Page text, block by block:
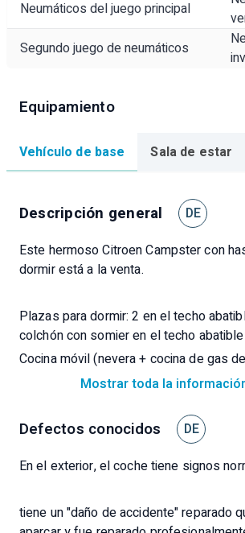
Neumáticos del juego principal
Segundo juego de neumáticos
Equipamiento
Vehículo de base Sala de estar
Descripción general DE
Este hermoso Citroen Campster con
dormir está a la venta.
Plazas para dormir: 2 en el techo
colchón con somier en el techo abatible
Cocina móvil (nevera + cocina de gas
fregadero: se puede usar tanto en el
Asiento del conductor y acompañante
plegable para el interior
El vehículo dispone del motor diésel
encuentra en buen estado.
Mostrar toda la
Defectos conocidos DE
En el exterior, el coche tiene signos
tiene un "daño de accidente" reparado